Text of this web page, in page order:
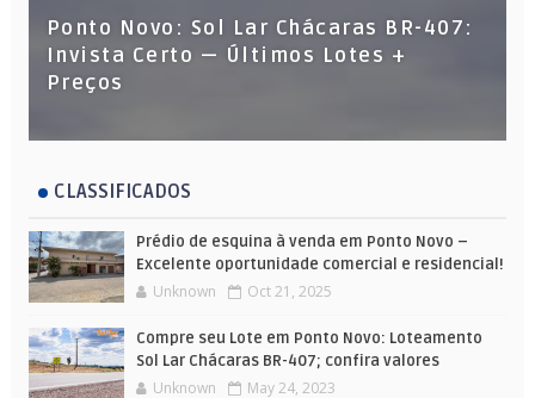
Ponto Novo: Sol Lar Chácaras BR-407:
Invista Certo — Últimos Lotes +
Preços
CLASSIFICADOS
Prédio de esquina à venda em Ponto Novo –
Excelente oportunidade comercial e residencial!
Unknown Oct 21, 2025
Compre seu Lote em Ponto Novo: Loteamento
Sol Lar Chácaras BR-407; confira valores
Unknown May 24, 2023